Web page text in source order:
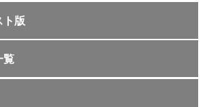
ト版
覧